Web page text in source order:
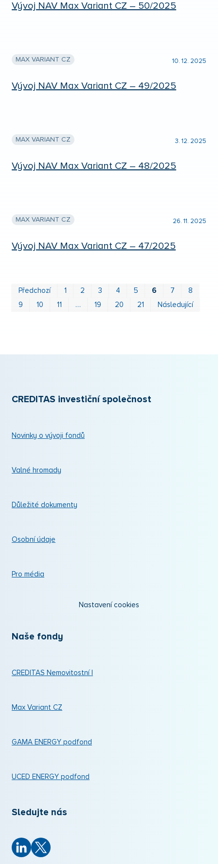
Vývoj NAV Max Variant CZ – 50/2025
MAX VARIANT CZ 10. 12. 2025
Vývoj NAV Max Variant CZ – 49/2025
MAX VARIANT CZ 3. 12. 2025
Vývoj NAV Max Variant CZ – 48/2025
MAX VARIANT CZ 26. 11. 2025
Vývoj NAV Max Variant CZ – 47/2025
Předchozí 1 2 3 4 5 6 7
8
9
10 11 … 19 20 21 Následující
CREDITAS investiční společnost
Novinky o vývoji fondů
Valné hromady
Důležité dokumenty
Osobní údaje
Pro média
Nastavení cookies
Naše fondy
CREDITAS Nemovitostní I
Max Variant CZ
GAMA ENERGY podfond
UCED ENERGY podfond
Sledujte nás